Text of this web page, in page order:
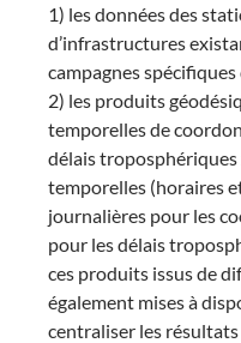
1) les données des
d’infrastructures
campagnes
2) les produits
temporelles de
délais
temporelles (horaires
journalières pour les
pour les délais
ces produits issus de
également mises à
centraliser les